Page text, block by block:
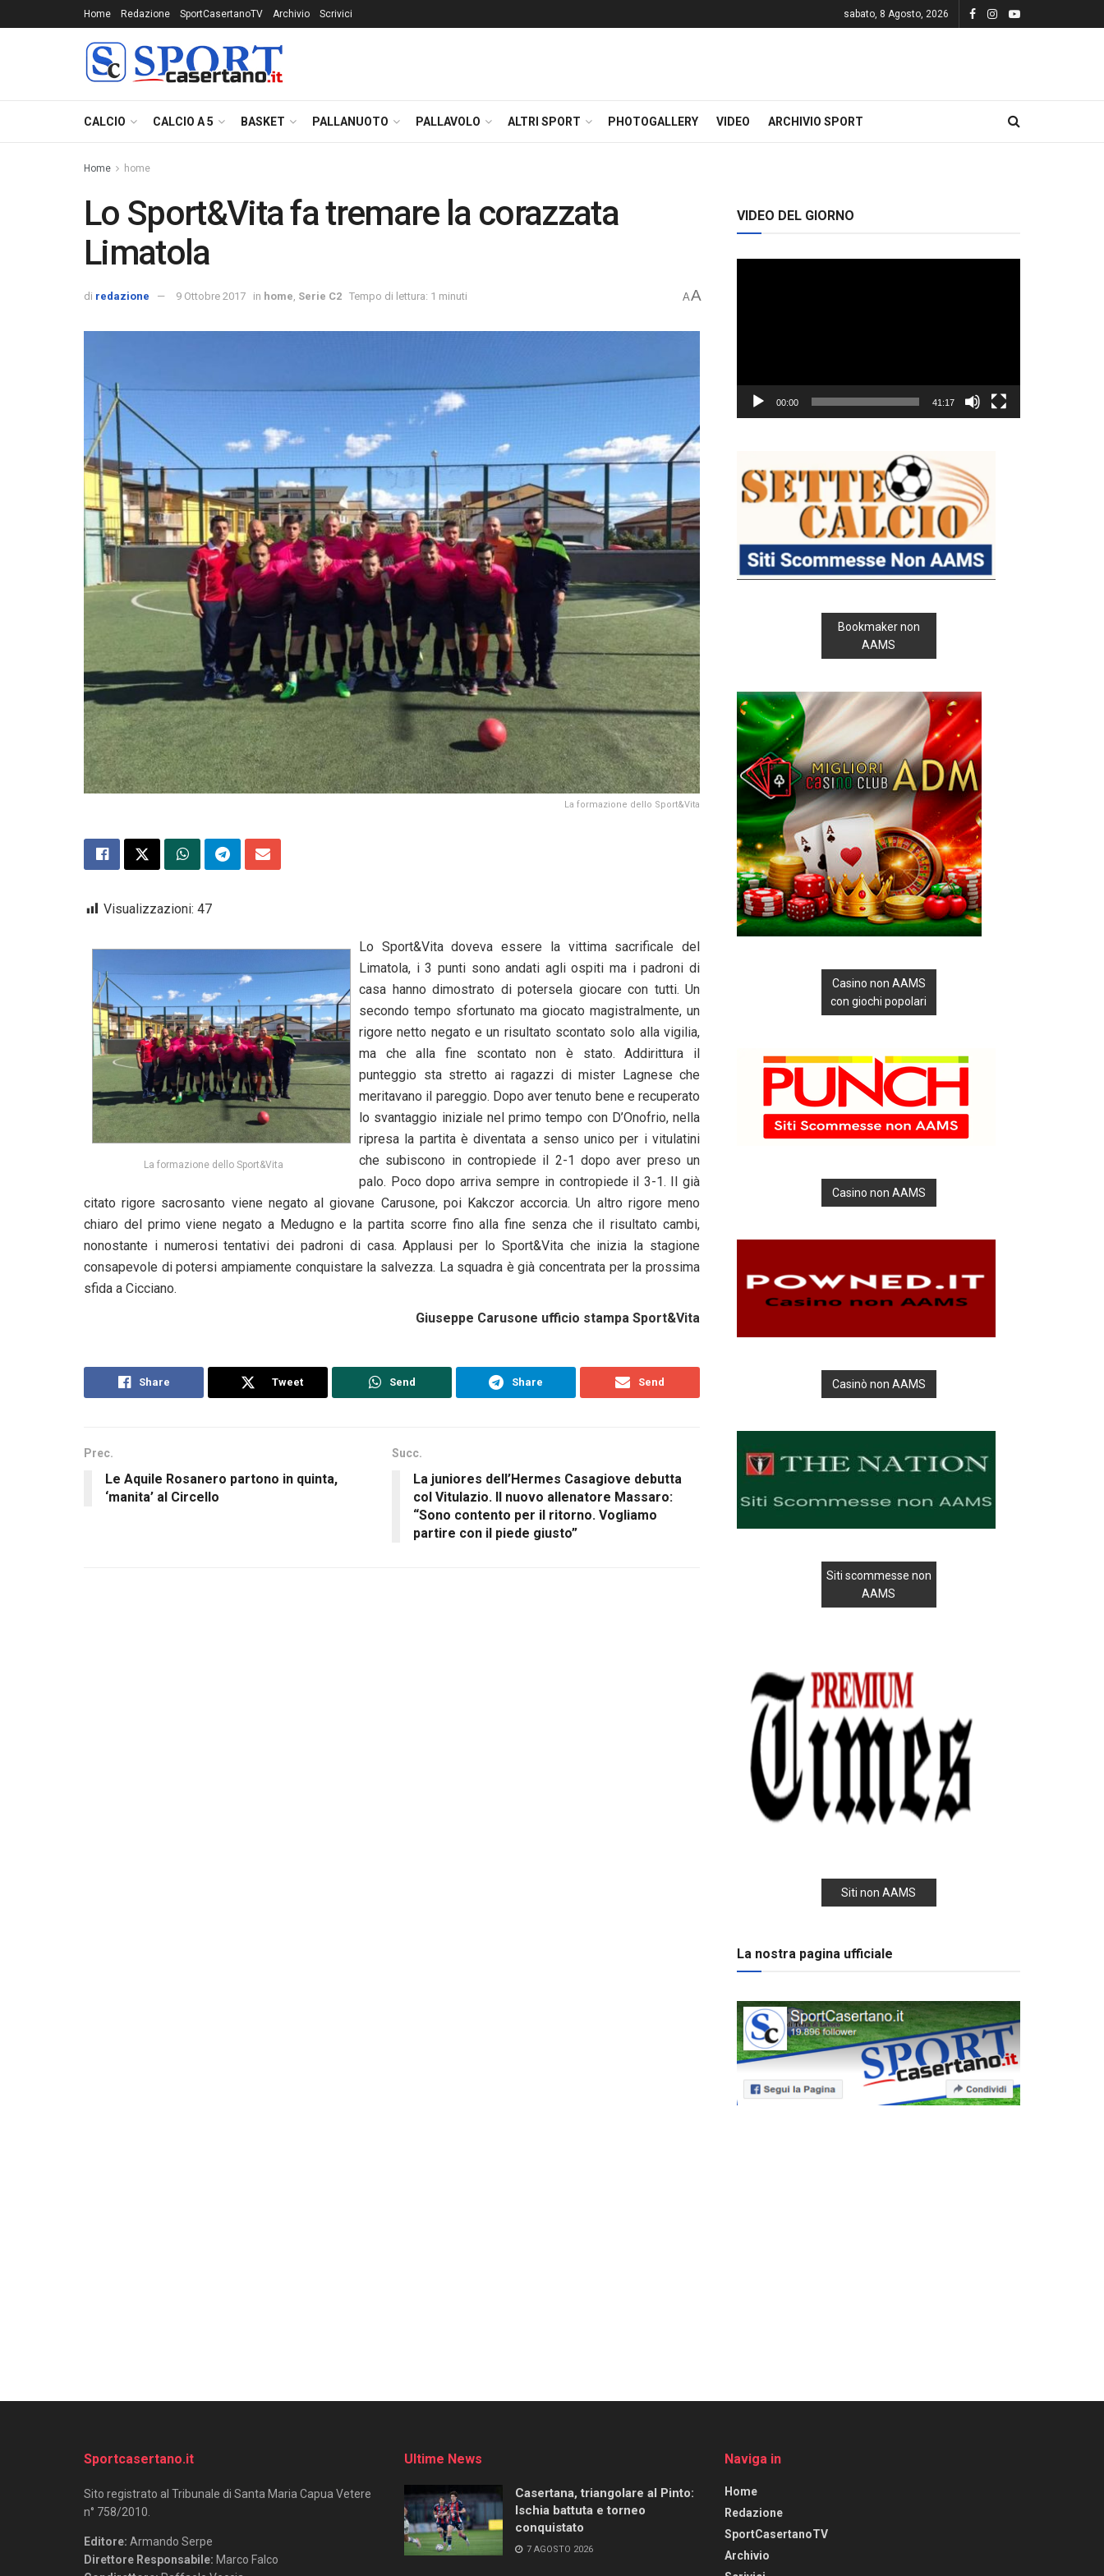
Home Redazione SportCasertanoTV Archivio Scrivici sabato, 8 Agosto, 2026
CALCIO CALCIO A 5 BASKET PALLANUOTO PALLAVOLO ALTRI SPORT PHOTOGALLERY VIDEO ARCHIVIO SPORT
Home home
Lo Sport&Vita fa tremare la corazzata
Limatola
di redazione 9 Ottobre 2017 in home Serie C2 Tempo di lettura: 1 minuti AA
La formazione dello Sport&Vita
Visualizzazioni: 47
La formazione dello Sport&Vita
Lo Sport&Vita doveva essere la vittima sacrificale del
Limatola, i 3 punti sono andati agli ospiti ma i padroni di
casa hanno dimostrato di potersela giocare con tutti. Un
secondo tempo sfortunato ma giocato magistralmente, un
rigore netto negato e un risultato scontato solo alla vigilia,
ma che alla fine scontato non è stato. Addirittura il
punteggio sta stretto ai ragazzi di mister Lagnese che
meritavano il pareggio. Dopo aver tenuto bene e recuperato
lo svantaggio iniziale nel primo tempo con D’Onofrio, nella
ripresa la partita è diventata a senso unico per i vitulatini
che subiscono in contropiede il 2-1 dopo aver preso un
palo. Poco dopo arriva sempre in contropiede il 3-1. Il già
citato rigore sacrosanto viene negato al giovane Carusone, poi Kakczor accorcia. Un altro rigore meno
chiaro del primo viene negato a Medugno e la partita scorre fino alla fine senza che il risultato cambi,
nonostante i numerosi tentativi dei padroni di casa. Applausi per lo Sport&Vita che inizia la stagione
consapevole di potersi ampiamente conquistare la salvezza. La squadra è già concentrata per la prossima
sfida a Cicciano.
Giuseppe Carusone ufficio stampa Sport&Vita
Share Tweet Send Share Send
Prec.
Le Aquile Rosanero partono in quinta,
‘manita’ al Circello
Succ.
La juniores dell’Hermes Casagiove debutta
col Vitulazio. Il nuovo allenatore Massaro:
“Sono contento per il ritorno. Vogliamo
partire con il piede giusto”
VIDEO DEL GIORNO
00:00 41:17
Bookmaker non
AAMS
Casino non AAMS
con giochi popolari
Casino non AAMS
Casinò non AAMS
Siti scommesse non
AAMS
Siti non AAMS
La nostra pagina ufficiale
Sportcasertano.it
Sito registrato al Tribunale di Santa Maria Capua Vetere
n° 758/2010.
Editore: Armando Serpe
Direttore Responsabile: Marco Falco
Ultime News
Casertana, triangolare al Pinto:
Ischia battuta e torneo
conquistato
7 AGOSTO 2026
Naviga in
Home
Redazione
SportCasertanoTV
Archivio